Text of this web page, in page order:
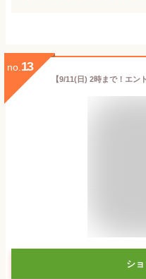
no. 13
シ